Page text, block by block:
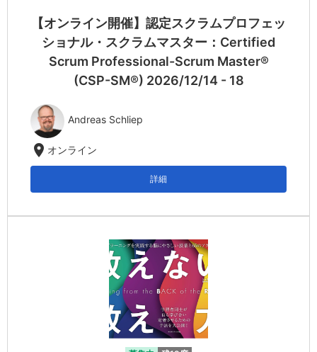
【オンライン開催】認定スクラムプロフェッ
ショナル・スクラムマスター：Certified
Scrum Professional-Scrum Master®
(CSP-SM®) 2026/12/14 - 18
Andreas Schliep
location_on オンライン
詳細